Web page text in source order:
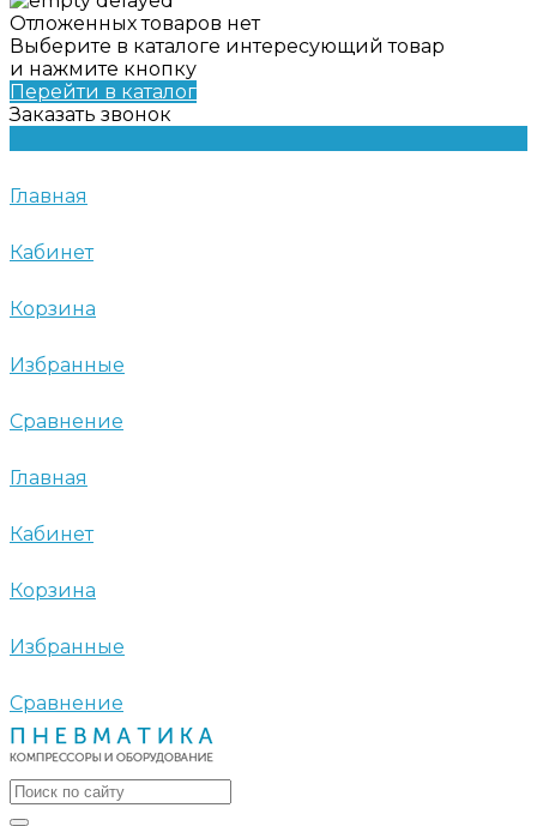
Отложенных товаров нет
Выберите в каталоге интересующий товар
и нажмите кнопку
Перейти в каталог
Заказать звонок
Главная
Кабинет
Корзина
Избранные
Сравнение
Главная
Кабинет
Корзина
Избранные
Сравнение